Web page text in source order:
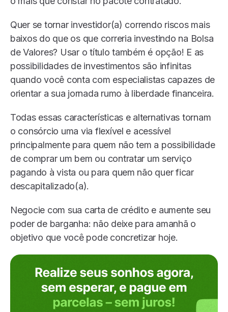
Quer se tornar investidor(a) correndo riscos mais
baixos do que os que correria investindo na Bolsa
de Valores? Usar o título também é opção! E as
possibilidades de investimentos são infinitas
quando você conta com especialistas capazes de
orientar a sua jornada rumo à liberdade financeira.
Todas essas características e alternativas tornam
o consórcio uma via flexível e acessível
principalmente para quem não tem a possibilidade
de comprar um bem ou contratar um serviço
pagando à vista ou para quem não quer ficar
descapitalizado(a).
Negocie com sua carta de crédito e aumente seu
poder de barganha: não deixe para amanhã o
objetivo que você pode concretizar hoje.